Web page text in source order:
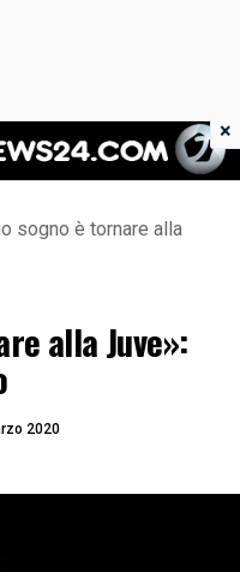
24
sogno è tornare alla
alla Juve»:
2020
×